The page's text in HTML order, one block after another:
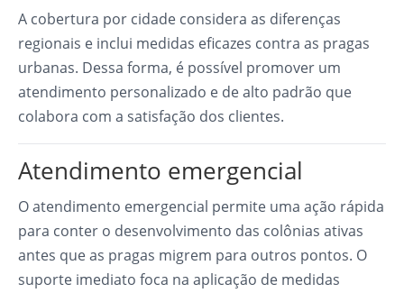
A cobertura por cidade considera as diferenças
regionais e inclui medidas eficazes contra as pragas
urbanas. Dessa forma, é possível promover um
atendimento personalizado e de alto padrão que
colabora com a satisfação dos clientes.
Atendimento emergencial
O atendimento emergencial permite uma ação rápida
para conter o desenvolvimento das colônias ativas
antes que as pragas migrem para outros pontos. O
suporte imediato foca na aplicação de medidas